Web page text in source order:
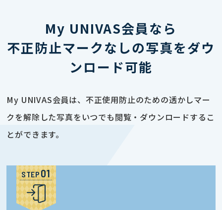
My UNIVAS会員なら
不正防止マークなしの写真をダウ
ンロード可能
My UNIVAS会員は、不正使用防止のための透かしマー
クを解除した写真をいつでも閲覧・ダウンロードするこ
とができます。
STEP